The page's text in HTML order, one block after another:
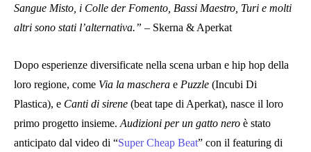
Sangue Misto, i Colle der Fomento, Bassi Maestro, Turi e molti
altri sono stati l’alternativa.” – Skerna & Aperkat
Dopo esperienze diversificate nella scena urban e hip hop della
loro regione, come Via la maschera e Puzzle (Incubi Di
Plastica), e Canti di sirene (beat tape di Aperkat), nasce il loro
primo progetto insieme. Audizioni per un gatto nero è stato
anticipato dal video di “Super Cheap Beat” con il featuring di